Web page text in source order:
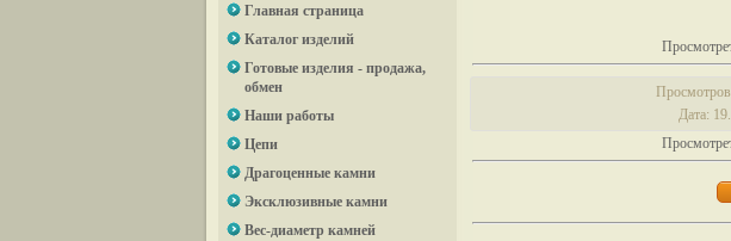
Главная страница
Каталог изделий
Готовые изделия - продажа,
обмен
Наши работы
Цепи
Драгоценные камни
Эксклюзивные камни
Вес-диаметр камней
Просмотров
Дата: